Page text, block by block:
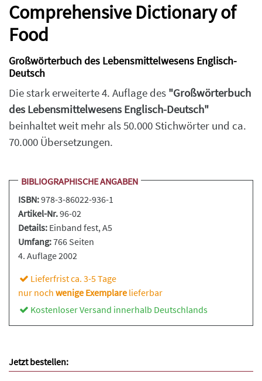
Comprehensive Dictionary of
Food
Großwörterbuch des Lebensmittelwesens Englisch-
Deutsch
Die stark erweiterte 4. Auflage des "Großwörterbuch
des Lebensmittelwesens Englisch-Deutsch"
beinhaltet weit mehr als 50.000 Stichwörter und ca.
70.000 Übersetzungen.
BIBLIOGRAPHISCHE ANGABEN
ISBN:978-3-86022-936-1
Artikel-Nr.96-02
Details: Einband fest, A5
Umfang:766 Seiten
4. Auflage 2002
Lieferfrist ca. 3-5 Tage
nur noch wenige Exemplare lieferbar
Kostenloser Versand innerhalb Deutschlands
Jetzt bestellen: